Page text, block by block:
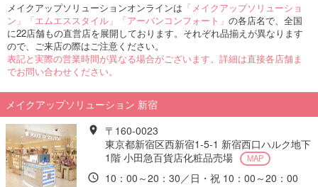
ランキングから探す
特集から探す
ビューティジャーナルから探す
ご利用ガイド
メイクアップソリューションオンラインは 「メイクアップソリューショ
ン」「エムエススタイル」「アーバンコンフォート」 の各店名で、全国
に22店舗もの直営店を展開しております。それぞれ品揃えが異なります
ので、ご来店の際はご注意ください。
表記と実際の営業時間が異なる場合がございます。詳細は直接各店舗ま
でお問い合わせください。
メイクアップソリューション 新宿
〒160-0023
東京都新宿区西新宿1-5-1 新宿西口ハルク地下
1階 小田急百貨店化粧品売場
MAP
10：00～20：30／日・祝 10：00～20：00